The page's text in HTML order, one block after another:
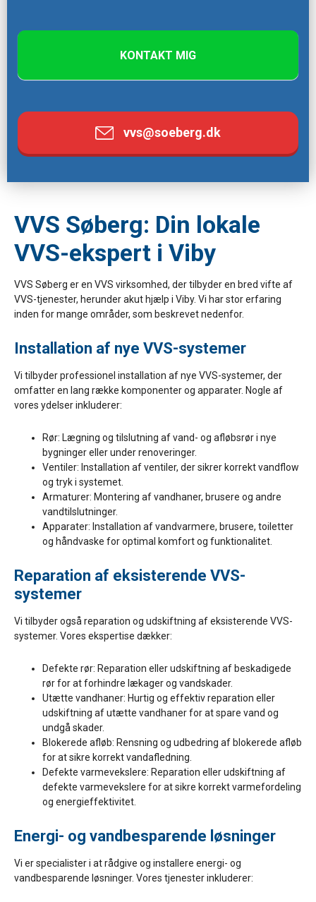
s
i
d
l
a
n
.
KONTAKT MIG
vvs@soeberg.dk
VVS Søberg: Din lokale
VVS-ekspert i Viby
VVS Søberg er en VVS virksomhed, der tilbyder en bred vifte af
VVS-tjenester, herunder akut hjælp i Viby. Vi har stor erfaring
inden for mange områder, som beskrevet nedenfor.
Installation af nye VVS-systemer
Vi tilbyder professionel installation af nye VVS-systemer, der
omfatter en lang række komponenter og apparater. Nogle af
vores ydelser inkluderer:
Rør: Lægning og tilslutning af vand- og afløbsrør i nye
bygninger eller under renoveringer.
Ventiler: Installation af ventiler, der sikrer korrekt vandflow
og tryk i systemet.
Armaturer: Montering af vandhaner, brusere og andre
vandtilslutninger.
Apparater: Installation af vandvarmere, brusere, toiletter
og håndvaske for optimal komfort og funktionalitet.
Reparation af eksisterende VVS-
systemer
Vi tilbyder også reparation og udskiftning af eksisterende VVS-
systemer. Vores ekspertise dækker:
Defekte rør: Reparation eller udskiftning af beskadigede
rør for at forhindre lækager og vandskader.
Utætte vandhaner: Hurtig og effektiv reparation eller
udskiftning af utætte vandhaner for at spare vand og
undgå skader.
Blokerede afløb: Rensning og udbedring af blokerede afløb
for at sikre korrekt vandafledning.
Defekte varmevekslere: Reparation eller udskiftning af
defekte varmevekslere for at sikre korrekt varmefordeling
og energieffektivitet.
Energi- og vandbesparende løsninger
Vi er specialister i at rådgive og installere energi- og
vandbesparende løsninger. Vores tjenester inkluderer: